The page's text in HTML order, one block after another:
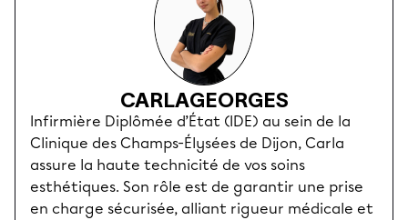
CARLAGEORGES
Infirmière Diplômée d’État (IDE) au sein de la
Clinique des Champs-Élysées de Dijon, Carla
assure la haute technicité de vos soins
esthétiques. Son rôle est de garantir une prise
en charge sécurisée, alliant rigueur médicale et